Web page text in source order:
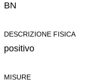
BN
DESCRIZIONE FISICA
positivo
MISURE